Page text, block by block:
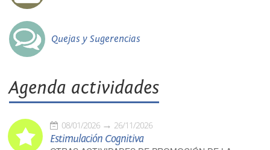
Quejas y Sugerencias
Agenda actividades
08/01/2026 26/11/2026
Estimulación Cognitiva